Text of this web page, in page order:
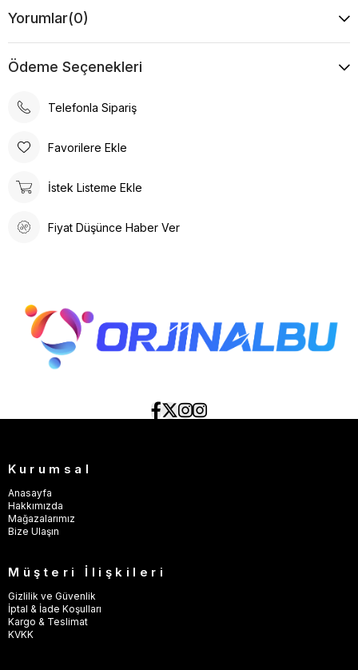
Yorumlar(0)
Ödeme Seçenekleri
Telefonla Sipariş
Favorilere Ekle
İstek Listeme Ekle
Fiyat Düşünce Haber Ver
Kurumsal
Anasayfa
Hakkımızda
Mağazalarımız
Bize Ulaşın
Müşteri İlişkileri
Gizlilik ve Güvenlik
İptal & İade Koşulları
Kargo & Teslimat
KVKK